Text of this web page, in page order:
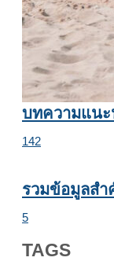
บทความแนะ
142
รวมข้อมูลส
5
TAGS